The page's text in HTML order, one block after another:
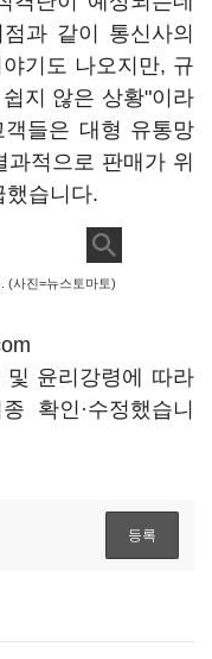
과 같이 통신사의
기도 나오지만, 규
지 않은 상황"이라
들은 대형 유통망
적으로 판매가 위
했습니다.
(사진=뉴스토마토)
윤리강령에 따라
확인·수정했습니